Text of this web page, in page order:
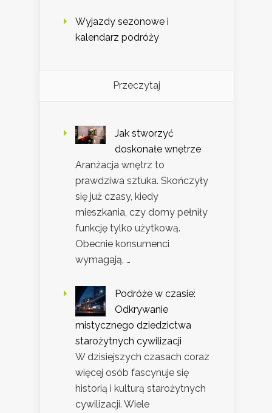
Wyjazdy sezonowe i
kalendarz podróży
Przeczytaj
Jak stworzyć
doskonałe wnętrze
Aranżacja wnętrz to
prawdziwa sztuka. Skończyły
się już czasy, kiedy
mieszkania, czy domy pełniły
funkcję tylko użytkową.
Obecnie konsumenci
wymagają, …
Podróże w czasie:
Odkrywanie
mistycznego dziedzictwa
starożytnych cywilizacji
W dzisiejszych czasach coraz
więcej osób fascynuje się
historią i kulturą starożytnych
cywilizacji. Wiele